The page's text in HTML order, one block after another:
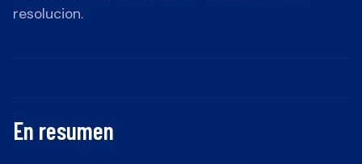
resolucion.
En resumen